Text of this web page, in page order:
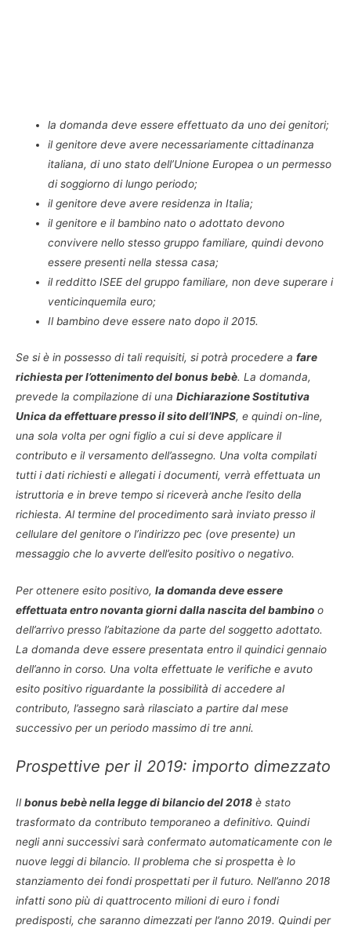
la domanda deve essere effettuato da uno dei genitori;
il genitore deve avere necessariamente cittadinanza
italiana, di uno stato dell’Unione Europea o un permesso
di soggiorno di lungo periodo;
il genitore deve avere residenza in Italia;
il genitore e il bambino nato o adottato devono
convivere nello stesso gruppo familiare, quindi devono
essere presenti nella stessa casa;
il redditto ISEE del gruppo familiare, non deve superare i
venticinquemila euro;
Il bambino deve essere nato dopo il 2015.
Se si è in possesso di tali requisiti, si potrà procedere a fare
richiesta per l’ottenimento del bonus bebè. La domanda,
prevede la compilazione di una Dichiarazione Sostitutiva
Unica da effettuare presso il sito dell’INPS, e quindi on-line,
una sola volta per ogni figlio a cui si deve applicare il
contributo e il versamento dell’assegno. Una volta compilati
tutti i dati richiesti e allegati i documenti, verrà effettuata un
istruttoria e in breve tempo si riceverà anche l’esito della
richiesta. Al termine del procedimento sarà inviato presso il
cellulare del genitore o l’indirizzo pec (ove presente) un
messaggio che lo avverte dell’esito positivo o negativo.
Per ottenere esito positivo, la domanda deve essere
effettuata entro novanta giorni dalla nascita del bambino o
dell’arrivo presso l’abitazione da parte del soggetto adottato.
La domanda deve essere presentata entro il quindici gennaio
dell’anno in corso. Una volta effettuate le verifiche e avuto
esito positivo riguardante la possibilità di accedere al
contributo, l’assegno sarà rilasciato a partire dal mese
successivo per un periodo massimo di tre anni.
Prospettive per il 2019: importo dimezzato
Ilbonus bebè nella legge di bilancio del 2018 è stato
trasformato da contributo temporaneo a definitivo. Quindi
negli anni successivi sarà confermato automaticamente con le
nuove leggi di bilancio. Il problema che si prospetta è lo
stanziamento dei fondi prospettati per il futuro. Nell’anno 2018
infatti sono più di quattrocento milioni di euro i fondi
predisposti, che saranno dimezzati per l’anno 2019. Quindi per